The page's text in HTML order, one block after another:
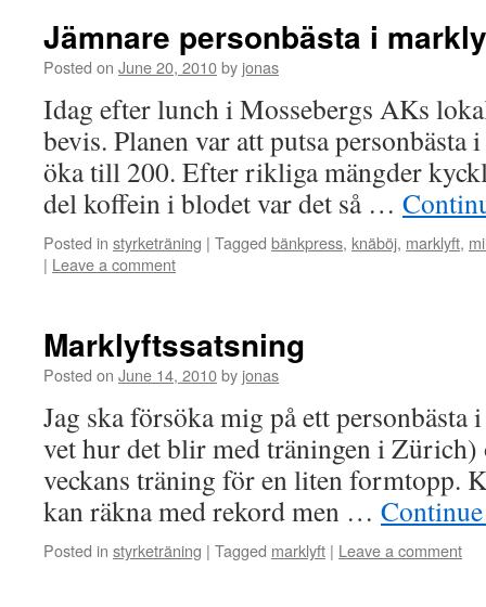
Jämnare personbästa i
Posted on June 20, 2010by jonas
Idag efter lunch i Mossebergs AKs
bevis. Planen var att putsa
öka till 200. Efter rikliga mängder
del koffein i blodet var det så …
Posted in styrketräning | Tagged bänkpress, knäböj, marklyft,
| Leave a comment
Marklyftssatsning
Posted on June 14, 2010by jonas
Jag ska försöka mig på ett personbästa
vet hur det blir med träningen i Zürich)
veckans träning för en liten formtopp.
kan räkna med rekord men …
Posted in styrketräning | Tagged marklyft | Leave a comment